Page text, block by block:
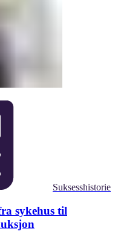
Suksesshistorie
sykehus til